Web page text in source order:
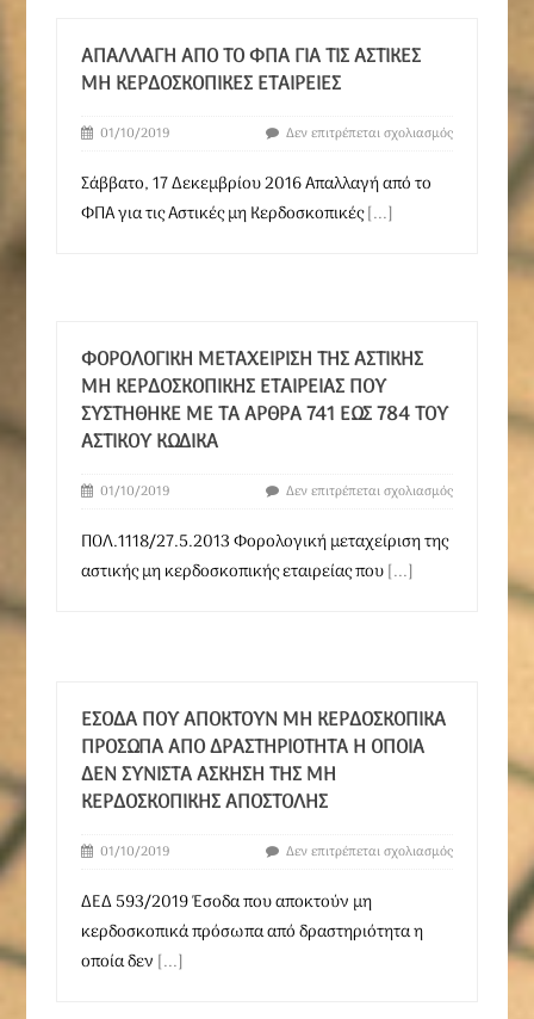
ΑΠΑΛΛΑΓΉ ΑΠΌ ΤΟ ΦΠΑ ΓΙΑ ΤΙΣ ΑΣΤΙΚΈΣ
ΜΗ ΚΕΡΔΟΣΚΟΠΙΚΈΣ ΕΤΑΙΡΕΊΕΣ
01/10/2019 Δεν επιτρέπεται σχολιασμός
Σάββατο, 17 Δεκεμβρίου 2016 Απαλλαγή από το
ΦΠΑ για τις Αστικές μη Κερδοσκοπικές[...]
ΦΟΡΟΛΟΓΙΚΉ ΜΕΤΑΧΕΊΡΙΣΗ ΤΗΣ ΑΣΤΙΚΉΣ
ΜΗ ΚΕΡΔΟΣΚΟΠΙΚΉΣ ΕΤΑΙΡΕΊΑΣ ΠΟΥ
ΣΥΣΤΉΘΗΚΕ ΜΕ ΤΑ ΆΡΘΡΑ 741 ΈΩΣ 784 ΤΟΥ
ΑΣΤΙΚΟΎ ΚΏΔΙΚΑ
01/10/2019 Δεν επιτρέπεται σχολιασμός
ΠΟΛ.1118/27.5.2013 Φορολογική μεταχείριση της
αστικής μη κερδοσκοπικής εταιρείας που[...]
ΈΣΟΔΑ ΠΟΥ ΑΠΟΚΤΟΎΝ ΜΗ ΚΕΡΔΟΣΚΟΠΙΚΆ
ΠΡΌΣΩΠΑ ΑΠΌ ΔΡΑΣΤΗΡΙΌΤΗΤΑ Η ΟΠΟΊΑ
ΔΕΝ ΣΥΝΙΣΤΆ ΆΣΚΗΣΗ ΤΗΣ ΜΗ
ΚΕΡΔΟΣΚΟΠΙΚΉΣ ΑΠΟΣΤΟΛΉΣ
01/10/2019 Δεν επιτρέπεται σχολιασμός
ΔΕΔ 593/2019 Έσοδα που αποκτούν μη
κερδοσκοπικά πρόσωπα από δραστηριότητα η
οποία δεν [...]